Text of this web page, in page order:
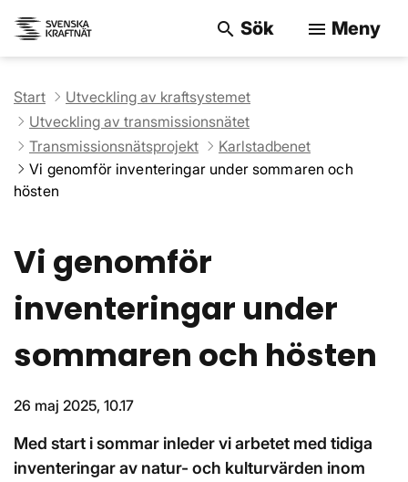
search Sök menu Meny
Start
Utveckling av kraftsystemet
Utveckling av transmissionsnätet
Transmissionsnätsprojekt
Karlstadbenet
Vi genomför inventeringar under sommaren och
hösten
Vi genomför
inventeringar under
sommaren och hösten
26 maj 2025, 10.17
Med start i sommar inleder vi arbetet med tidiga
inventeringar av natur- och kulturvärden inom